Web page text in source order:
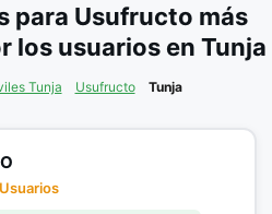
para Usufructo más
los usuarios en Tunja
Tunja Usufructo Tunja